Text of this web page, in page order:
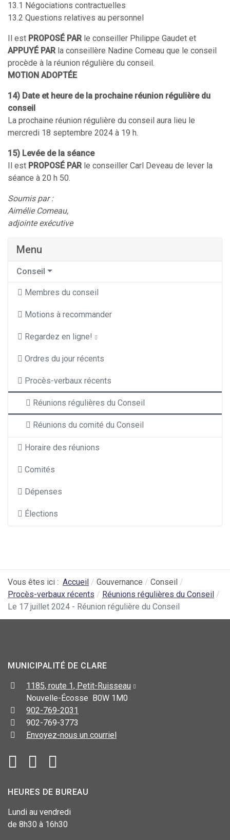
13.1 Négociations contractuelles
13.2 Questions relatives au personnel
Il est PROPOSÉ PAR le conseiller Philippe Gaudet et
APPUYÉ PAR la conseillère Nadine Comeau que le conseil
procède à la réunion régulière du conseil.
MOTION ADOPTÉE
14) Date et heure de la prochaine réunion régulière du
conseil
La prochaine réunion régulière du conseil aura lieu le
mercredi 18 septembre 2024 à 19 h.
15) Levée de la séance
Il est PROPOSÉ PAR le conseiller Carl Deveau de lever la
séance à 20 h 50.
Soumis par :
Aimélie Comeau,
adjointe exécutive
Menu
Conseil
Membres du conseil
Motions à recommander
Regardez en ligne!
Ordres du jour récents
Procès-verbaux récents
Réunions régulières du Conseil
Réunions du comité du Conseil
Horaire des réunions
Comités
Dépenses
Élections
Vous êtes ici : Accueil Gouvernance
Conseil
Procès-verbaux récents
Réunions régulières du Conseil
Le 17 juillet 2024 - Réunion régulière du Conseil
MUNICIPALITÉ DE CLARE
1185, route 1, Petit-Ruisseau
Nouvelle-Écosse B0W 1M0
902-769-2031
902-769-3773
Envoyez-nous un courriel
HEURES DE BUREAU
Lundi au vendredi
de 8h30 à 16h30